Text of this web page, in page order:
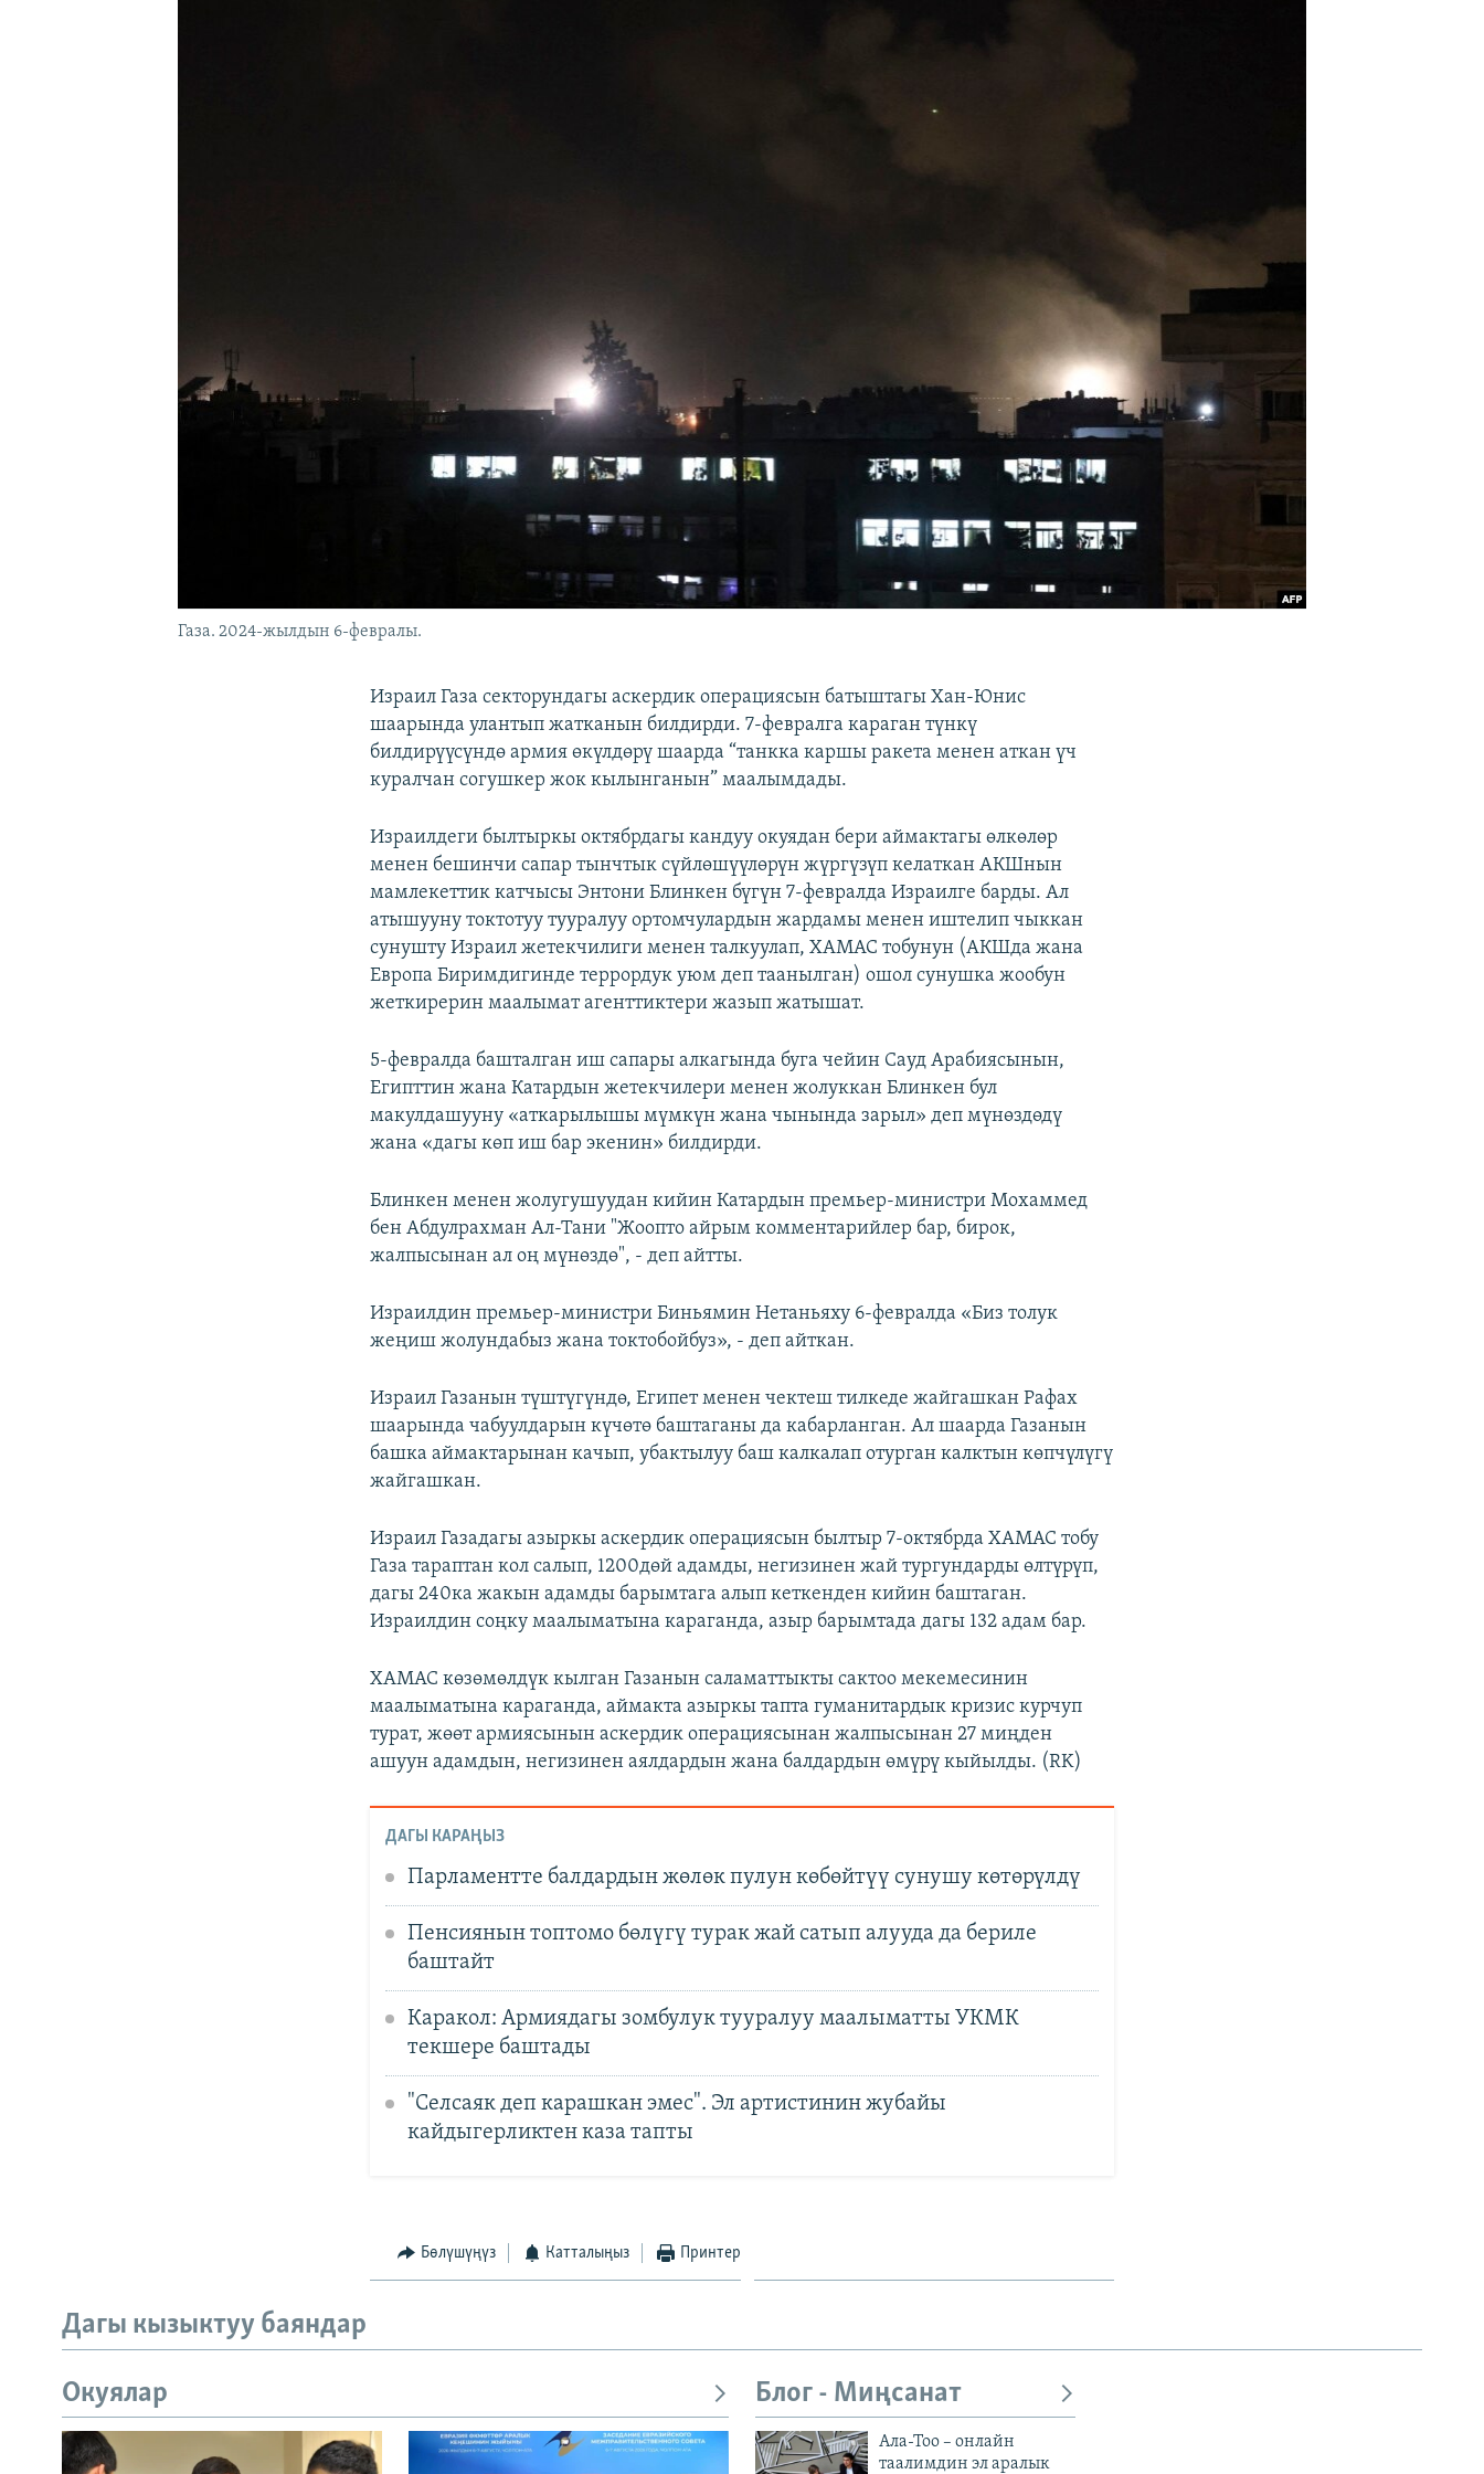
Газа. 2024-жылдын 6-февралы.
Израил Газа секторундагы аскердик операциясын батыштагы Хан-Юнис
шаарында улантып жатканын билдирди. 7-февралга караган түнкү
билдирүүсүндө армия өкүлдөрү шаарда “танкка каршы ракета менен аткан үч
куралчан согушкер жок кылынганын” маалымдады.
Израилдеги былтыркы октябрдагы кандуу окуядан бери аймактагы өлкөлөр
менен бешинчи сапар тынчтык сүйлөшүүлөрүн жүргүзүп келаткан АКШнын
мамлекеттик катчысы Энтони Блинкен бүгүн 7-февралда Израилге барды. Ал
атышууну токтотуу тууралуу ортомчулардын жардамы менен иштелип чыккан
сунушту Израил жетекчилиги менен талкуулап, ХАМАС тобунун (АКШда жана
Европа Биримдигинде террордук уюм деп таанылган) ошол сунушка жообун
жеткирерин маалымат агенттиктери жазып жатышат.
5-февралда башталган иш сапары алкагында буга чейин Сауд Арабиясынын,
Египттин жана Катардын жетекчилери менен жолуккан Блинкен бул
макулдашууну «аткарылышы мүмкүн жана чынында зарыл» деп мүнөздөдү
жана «дагы көп иш бар экенин» билдирди.
Блинкен менен жолугушуудан кийин Катардын премьер-министри Мохаммед
бен Абдулрахман Ал-Тани "Жоопто айрым комментарийлер бар, бирок,
жалпысынан ал оң мүнөздө", - деп айтты.
Израилдин премьер-министри Биньямин Нетаньяху 6-февралда «Биз толук
жеңиш жолундабыз жана токтобойбуз», - деп айткан.
Израил Газанын түштүгүндө, Египет менен чектеш тилкеде жайгашкан Рафах
шаарында чабуулдарын күчөтө баштаганы да кабарланган. Ал шаарда Газанын
башка аймактарынан качып, убактылуу баш калкалап отурган калктын көпчүлүгү
жайгашкан.
Израил Газадагы азыркы аскердик операциясын былтыр 7-октябрда ХАМАС тобу
Газа тараптан кол салып, 1200дөй адамды, негизинен жай тургундарды өлтүрүп,
дагы 240ка жакын адамды барымтага алып кеткенден кийин баштаган.
Израилдин соңку маалыматына караганда, азыр барымтада дагы 132 адам бар.
ХАМАС көзөмөлдүк кылган Газанын саламаттыкты сактоо мекемесинин
маалыматына караганда, аймакта азыркы тапта гуманитардык кризис курчуп
турат, жөөт армиясынын аскердик операциясынан жалпысынан 27 миңден
ашуун адамдын, негизинен аялдардын жана балдардын өмүрү кыйылды. (RK)
ДАГЫ КАРАҢЫЗ
Парламентте балдардын жөлөк пулун көбөйтүү сунушу көтөрүлдү
Пенсиянын топтомо бөлүгү турак жай сатып алууда да бериле
баштайт
Каракол: Армиядагы зомбулук тууралуу маалыматты УКМК
текшере баштады
"Селсаяк деп карашкан эмес". Эл артистинин жубайы
кайдыгерликтен каза тапты
Бөлүшүңүз Катталыңыз Принтер
Дагы кызыктуу баяндар
Окуялар Блог - Миңсанат
Ала-Тоо – онлайн
таалимдин эл аралык